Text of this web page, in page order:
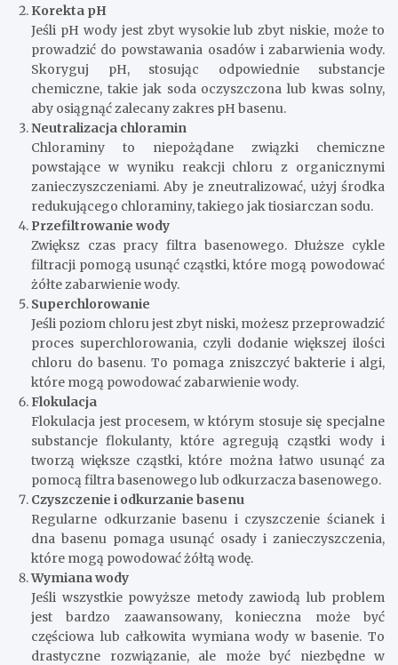
Korekta pH
Jeśli pH wody jest zbyt wysokie lub zbyt niskie, może to
prowadzić do powstawania osadów i zabarwienia wody.
Skoryguj pH, stosując odpowiednie substancje
chemiczne, takie jak soda oczyszczona lub kwas solny,
aby osiągnąć zalecany zakres pH basenu.
Neutralizacja chloramin
Chloraminy to niepożądane związki chemiczne
powstające w wyniku reakcji chloru z organicznymi
zanieczyszczeniami. Aby je zneutralizować, użyj środka
redukującego chloraminy, takiego jak tiosiarczan sodu.
Przefiltrowanie wody
Zwiększ czas pracy filtra basenowego. Dłuższe cykle
filtracji pomogą usunąć cząstki, które mogą powodować
żółte zabarwienie wody.
Superchlorowanie
Jeśli poziom chloru jest zbyt niski, możesz przeprowadzić
proces superchlorowania, czyli dodanie większej ilości
chloru do basenu. To pomaga zniszczyć bakterie i algi,
które mogą powodować zabarwienie wody.
Flokulacja
Flokulacja jest procesem, w którym stosuje się specjalne
substancje flokulanty, które agregują cząstki wody i
tworzą większe cząstki, które można łatwo usunąć za
pomocą filtra basenowego lub odkurzacza basenowego.
Czyszczenie i odkurzanie basenu
Regularne odkurzanie basenu i czyszczenie ścianek i
dna basenu pomaga usunąć osady i zanieczyszczenia,
które mogą powodować żółtą wodę.
Wymiana wody
Jeśli wszystkie powyższe metody zawiodą lub problem
jest bardzo zaawansowany, konieczna może być
częściowa lub całkowita wymiana wody w basenie. To
drastyczne rozwiązanie, ale może być niezbędne w